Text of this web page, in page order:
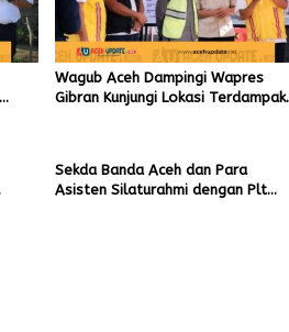
Wagub Aceh Dampingi Wapres
Gibran Kunjungi Lokasi Terdampak
Sekda Banda Aceh dan Para
Asisten Silaturahmi dengan Plt